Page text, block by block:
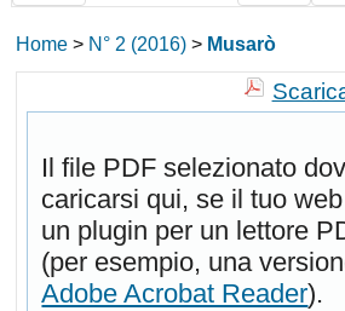
Home > N° 2 (2016) > Musarò
Il file PDF selezionato
caricarsi qui, se il tuo
un plugin per un lettore
(per esempio, una
Adobe Acrobat Reader).